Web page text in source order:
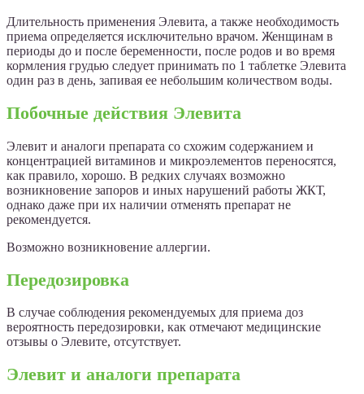
Длительность применения Элевита, а также необходимость
приема определяется исключительно врачом. Женщинам в
периоды до и после беременности, после родов и во время
кормления грудью следует принимать по 1 таблетке Элевита
один раз в день, запивая ее небольшим количеством воды.
Побочные действия Элевита
Элевит и аналоги препарата со схожим содержанием и
концентрацией витаминов и микроэлементов переносятся,
как правило, хорошо. В редких случаях возможно
возникновение запоров и иных нарушений работы ЖКТ,
однако даже при их наличии отменять препарат не
рекомендуется.
Возможно возникновение аллергии.
Передозировка
В случае соблюдения рекомендуемых для приема доз
вероятность передозировки, как отмечают медицинские
отзывы о Элевите, отсутствует.
Элевит и аналоги препарата